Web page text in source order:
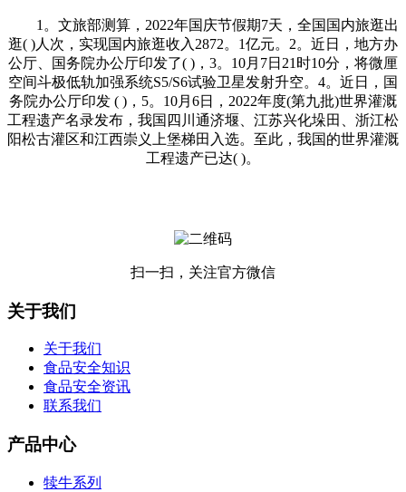
1。文旅部测算，2022年国庆节假期7天，全国国内旅逛出
逛( )人次，实现国内旅逛收入2872。1亿元。2。近日，地方办
公厅、国务院办公厅印发了( )，3。10月7日21时10分，将微厘
空间斗极低轨加强系统S5/S6试验卫星发射升空。4。近日，国
务院办公厅印发 ( )，5。10月6日，2022年度(第九批)世界灌溉
工程遗产名录发布，我国四川通济堰、江苏兴化垛田、浙江松
阳松古灌区和江西崇义上堡梯田入选。至此，我国的世界灌溉
工程遗产已达( )。
扫一扫，关注官方微信
关于我们
关于我们
食品安全知识
食品安全资讯
联系我们
产品中心
犊牛系列